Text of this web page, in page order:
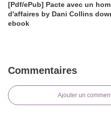
[Pdf/ePub] Pacte avec un
d'affaires by Dani Collins
ebook
Commentaires
Ajouter un